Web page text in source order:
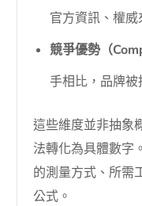
官方資訊、權
競爭優勢（
手相比，品牌
這些維度並非抽象
法轉化為具體數字
的測量方式、所需
公式。